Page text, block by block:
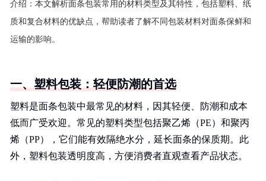
介绍： 本文解析面条包装常用的材料类型及其特性，包括塑料、纸
质和复合材料的优缺点，帮助读者了解不同包装材料对面条保鲜和
运输的影响。
一、塑料包装：轻便防潮的首选
塑料是面条包装中最常见的材料，因其轻便、防潮和成本
低而广受欢迎。常见的塑料类型包括聚乙烯（PE）和聚丙
烯（PP），它们能有效隔绝水分，延长面条的保质期。此
外，塑料包装透明度高，方便消费者直观查看产品状态。